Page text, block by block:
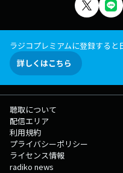
ラジコプレミアムに登録する
詳しくはこちら
聴取について
配信エリア
利用規約
プライバシーポリシー
ライセンス情報
radiko news